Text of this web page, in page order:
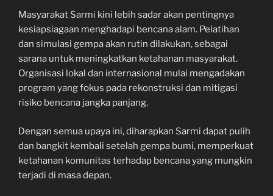
Masyarakat Sarmi kini lebih sadar akan pentingnya
kesiapsiagaan menghadapi bencana alam. Pelatihan
dan simulasi gempa akan rutin dilakukan, sebagai
sarana untuk meningkatkan ketahanan masyarakat.
Organisasi lokal dan internasional mulai mengadakan
program yang fokus pada rekonstruksi dan mitigasi
risiko bencana jangka panjang.
Dengan semua upaya ini, diharapkan Sarmi dapat pulih
dan bangkit kembali setelah gempa bumi, memperkuat
ketahanan komunitas terhadap bencana yang mungkin
terjadi di masa depan.